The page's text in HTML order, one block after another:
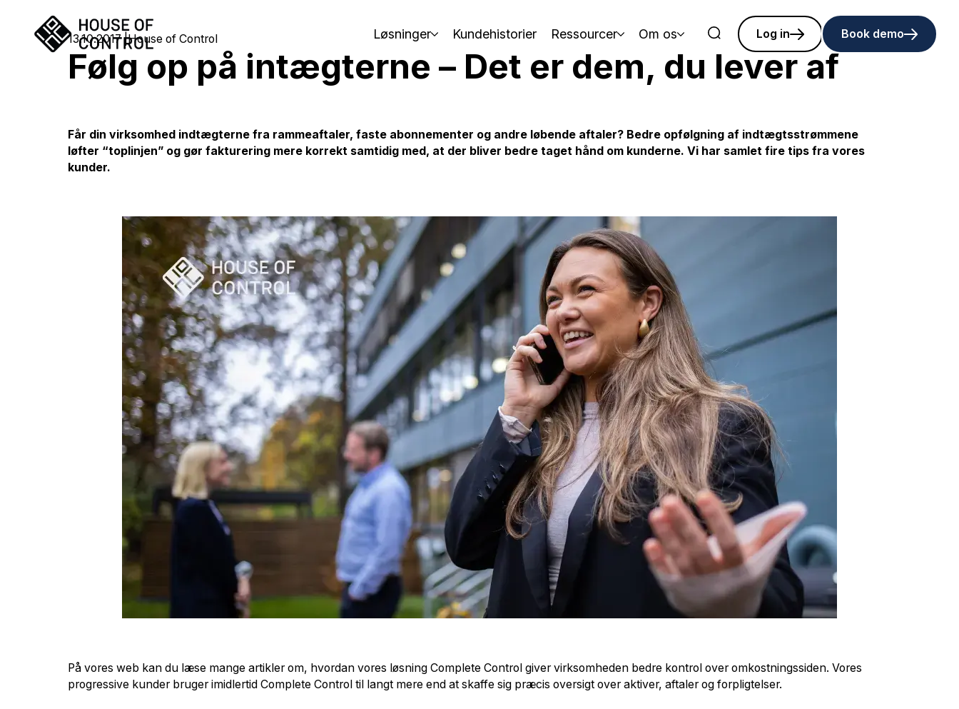
Løsninger Kundehistorier Ressourcer Om os Log in Book demo
13.10.2017 House of Control
Følg op på intægterne – Det er dem, du lever af
Får din virksomhed indtægterne fra rammeaftaler, faste abonnementer og andre løbende aftaler? Bedre opfølgning af indtægtsstrømmene
løfter “toplinjen” og gør fakturering mere korrekt samtidig med, at der bliver bedre taget hånd om kunderne. Vi har samlet fire tips fra vores
kunder.
På vores web kan du læse mange artikler om, hvordan vores løsning Complete Control giver virksomheden bedre kontrol over omkostningssiden. Vores
progressive kunder bruger imidlertid Complete Control til langt mere end at skaffe sig præcis oversigt over aktiver, aftaler og forpligtelser.